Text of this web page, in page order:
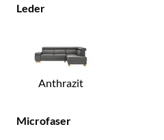
Leder
Anthrazit
Microfaser